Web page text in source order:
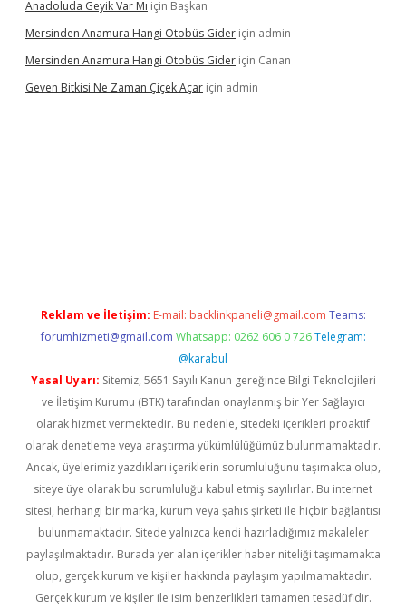
Anadoluda Geyik Var Mı için Başkan
Mersinden Anamura Hangi Otobüs Gider için admin
Mersinden Anamura Hangi Otobüs Gider için Canan
Geven Bitkisi Ne Zaman Çiçek Açar için admin
Reklam ve İletişim: E-mail: backlinkpaneli@gmail.com Teams:
forumhizmeti@gmail.com Whatsapp: 0262 606 0 726 Telegram:
@karabul
Yasal Uyarı: Sitemiz, 5651 Sayılı Kanun gereğince Bilgi Teknolojileri
ve İletişim Kurumu (BTK) tarafından onaylanmış bir Yer Sağlayıcı
olarak hizmet vermektedir. Bu nedenle, sitedeki içerikleri proaktif
olarak denetleme veya araştırma yükümlülüğümüz bulunmamaktadır.
Ancak, üyelerimiz yazdıkları içeriklerin sorumluluğunu taşımakta olup,
siteye üye olarak bu sorumluluğu kabul etmiş sayılırlar. Bu internet
sitesi, herhangi bir marka, kurum veya şahıs şirketi ile hiçbir bağlantısı
bulunmamaktadır. Sitede yalnızca kendi hazırladığımız makaleler
paylaşılmaktadır. Burada yer alan içerikler haber niteliği taşımamakta
olup, gerçek kurum ve kişiler hakkında paylaşım yapılmamaktadır.
Gerçek kurum ve kişiler ile isim benzerlikleri tamamen tesadüfidir.